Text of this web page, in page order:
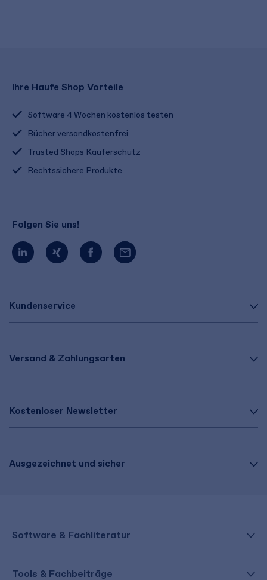
Kundenservice
Versand & Zahlungsarten
Kostenloser Newsletter
Ausgezeichnet und sicher
Ihre Haufe Shop Vorteile
Software 4 Wochen kostenlos testen
Bücher versandkostenfrei
Trusted Shops Käuferschutz
Rechtssichere Produkte
Folgen Sie uns!
Software & Fachliteratur
Tools & Fachbeiträge